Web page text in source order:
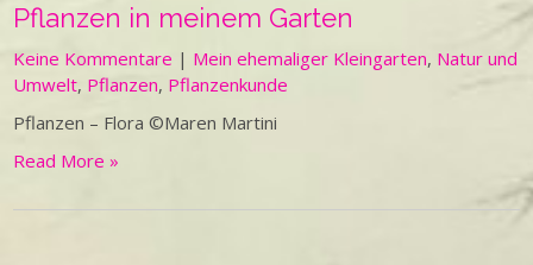
Pflanzen in meinem Garten
Keine Kommentare | Mein ehemaliger Kleingarten, Natur und
Umwelt, Pflanzen, Pflanzenkunde
Pflanzen – Flora ©Maren Martini
Read More »